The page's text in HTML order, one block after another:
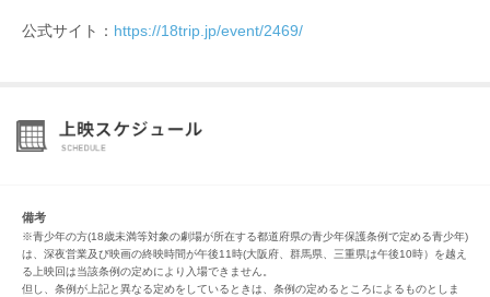
公式サイト： https://18trip.jp/event/2469/
備考
※青少年の方(18歳未満等対象の劇場が所在する都道府県の青少年保護条例で定める青少年)
は、深夜営業及び映画の終映時間が午後11時(大阪府、群馬県、三重県は午後10時）を越え
る上映回は当該条例の定めにより入場できません。
但し、条例が上記と異なる定めをしているときは、条例の定めるところによるものとしま